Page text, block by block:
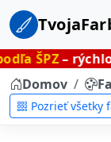
presne a
Domov
Pozrieť všetky